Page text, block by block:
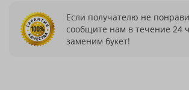
Если получателю не
сообщите нам в течение 24
заменим букет!